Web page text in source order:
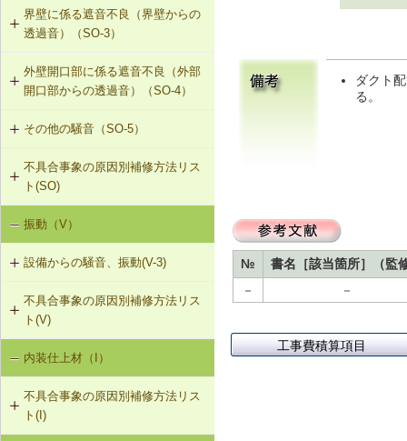
G-2-701 シール工法（ALCパネル）
G-2-702 Uカットモルタル充填工法
（ALCパネル）
G-2-703 Uカットシール材充填工法
（ALCパネル）
G-2-704 欠損部充填工法（ALCパネ
ル）
SO-2-301 軽量床衝撃音に対する遮
音性能のある乾式二重床への交換
SO-2-302 軽量床衝撃音に対する遮
音性能のある直張り床への交換
界壁に係る遮音不良（界壁からの
透過音）（SO-3）
SO-3-301 せっこうボード直張り工
法の空げき部分へのモルタル充填
SO-3-302 コンセントボックスが対
面する位置にあるRC造の界壁の補修
SO-3-303 断熱材の折り返し部分に
せっこうボード直張り工法を採用し
たRC造の界壁の補修
外壁開口部に係る遮音不良（外部
開口部からの透過音）（SO-4）
SO-4-301 遮音性能のある外部建具
への交換
その他の騒音（SO-5）
SO-5-301 弾力性のあるビニル床シ
ート材への交換
SO-5-302 バルコニー手すりの風騒
音（笛吹き音）を防止する補助部材
の設置
不具合事象の原因別補修方法リス
ト(SO)
界床に係る遮音不良（床歩行音等の
床衝撃音）（SO-1）
界床に係る遮音不良（椅子の移動音
や物の落下音等の床衝撃音）（SO-
2）
界壁に係る遮音不良（界壁からの透
過音）（SO-3）
外壁開口部に係る遮音不良（外部開
振動（V）
設備からの騒音、振動(V-3)
V-3-001 換気扇・ダクト等の交換工
事
V-3-002 水栓の取付け直し
V-3-003 器具用通気弁の取付け
不具合事象の原因別補修方法リス
ト(V)
床振動（V-1）
水平振動（V-2）
設備からの騒音、振動（V-3）
内装仕上材（I）
不具合事象の原因別補修方法リス
ト(I)
ダクト
る。
№
書名［該当箇所］（監
－
－
工事費積算項目